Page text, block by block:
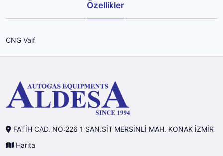
Özellikler
CNG Valf
FATİH CAD. NO:226 1 SAN.SİT MERSİNLİ MAH. KONAK İZMİR
Harita